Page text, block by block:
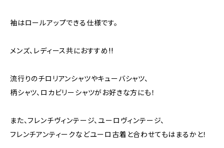
袖はロールアップできる仕様です。
メンズ、レディース共におすすめ!!
流行りのチロリアンシャツやキューバシャツ、
柄シャツ、ロカビリーシャツがお好きな方にも！
また、フレンチヴィンテージ、ユーロヴィンテージ、
フレンチアンティークなどユーロ古着と合わせてもはまるかと！